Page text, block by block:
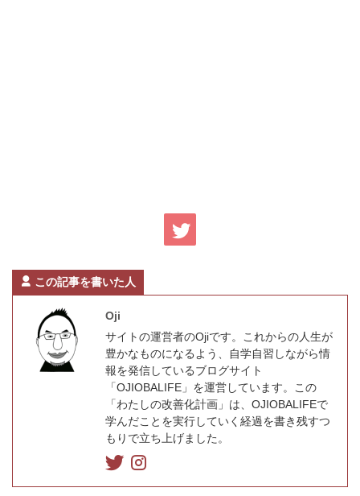
この記事を書いた人
Oji
サイトの運営者のOjiです。これからの人生が
豊かなものになるよう、自学自習しながら情
報を発信しているブログサイト
「OJIOBALIFE」を運営しています。この
「わたしの改善化計画」は、OJIOBALIFEで
学んだことを実行していく経過を書き残すつ
もりで立ち上げました。